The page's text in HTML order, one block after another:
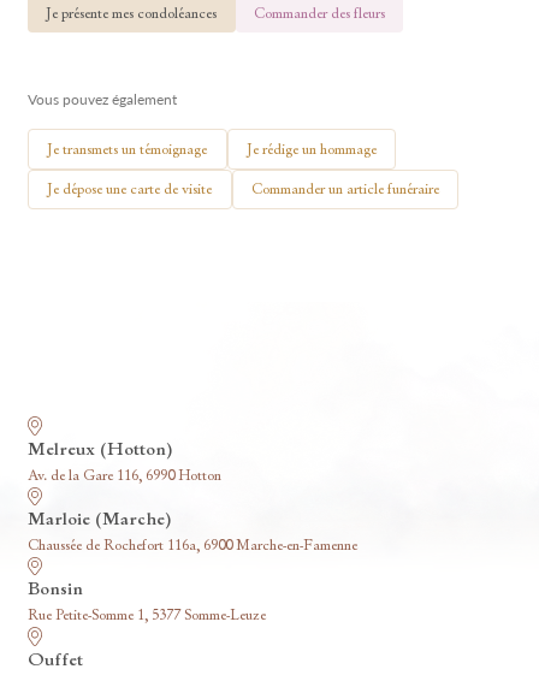
Je présente mes condoléances Commander des fleurs
Vous pouvez également
Je transmets un témoignage Je rédige un hommage
Je dépose une carte de visite Commander un article funéraire
Melreux (Hotton)
Av. de la Gare 116, 6990 Hotton
Marloie (Marche)
Chaussée de Rochefort 116a, 6900 Marche-en-Famenne
Bonsin
Rue Petite-Somme 1, 5377 Somme-Leuze
Ouffet